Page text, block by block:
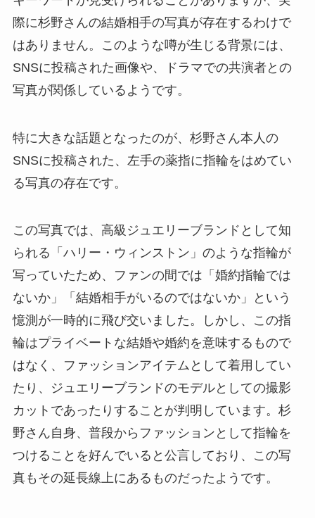
際に杉野さんの結婚相手の写真が存在するわけで
はありません。このような噂が生じる背景には、
SNSに投稿された画像や、ドラマでの共演者との
写真が関係しているようです。
特に大きな話題となったのが、杉野さん本人の
SNSに投稿された、左手の薬指に指輪をはめてい
る写真の存在です。
この写真では、高級ジュエリーブランドとして知
られる「ハリー・ウィンストン」のような指輪が
写っていたため、ファンの間では「婚約指輪では
ないか」「結婚相手がいるのではないか」という
憶測が一時的に飛び交いました。しかし、この指
輪はプライベートな結婚や婚約を意味するもので
はなく、ファッションアイテムとして着用してい
たり、ジュエリーブランドのモデルとしての撮影
カットであったりすることが判明しています。杉
野さん自身、普段からファッションとして指輪を
つけることを好んでいると公言しており、この写
真もその延長線上にあるものだったようです。